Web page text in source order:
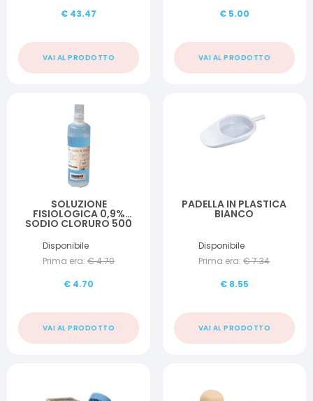
€ 43.47
VAI AL PRODOTTO
€ 5.00
VAI AL PRODOTTO
SOLUZIONE
FISIOLOGICA 0,9%
SODIO CLORURO 500
Disponibile
Prima era: €4.70
€ 4.70
VAI AL PRODOTTO
PADELLA IN PLASTICA
BIANCO
Disponibile
Prima era: €7.34
€ 8.55
VAI AL PRODOTTO